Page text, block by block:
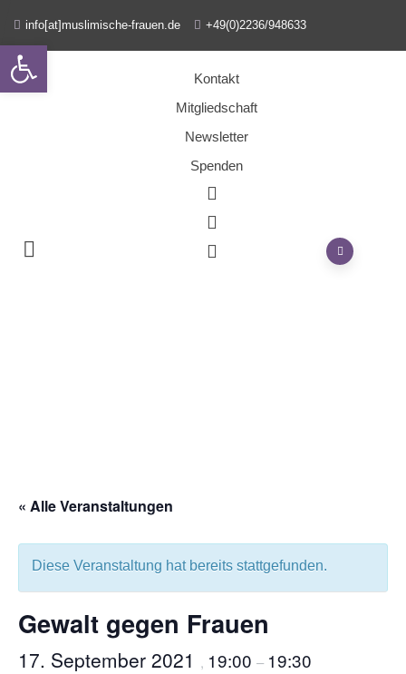
info[at]muslimische-frauen.de +49(0)2236/948633
Kontakt
Mitgliedschaft
Newsletter
Spenden
« Alle Veranstaltungen
Diese Veranstaltung hat bereits stattgefunden.
Gewalt gegen Frauen
17. September 2021 , 19:00 – 19:30
Open toolbar